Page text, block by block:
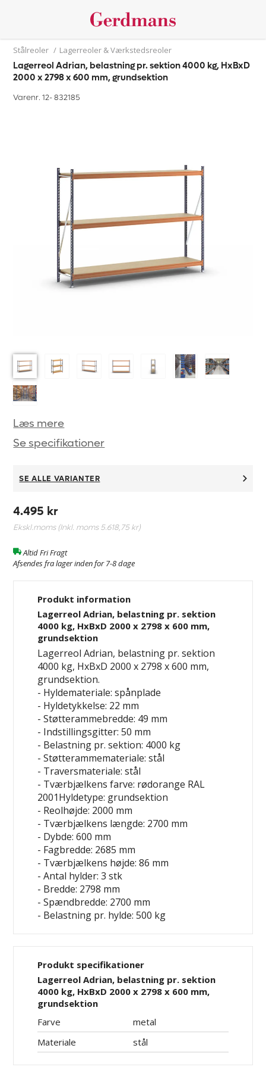
Stålreoler / Lagerreoler & Værkstedsreoler
Lagerreol Adrian, belastning pr. sektion 4000 kg, HxBxD
2000 x 2798 x 600 mm, grundsektion
Varenr. 12-832185
Læs mere
Se specifikationer
SE ALLE VARIANTER
4.495 kr
Ekskl.moms (Inkl. moms5.618,75 kr)
Altid Fri Fragt
Afsendes fra lager inden for 7-8 dage
Produkt information
Lagerreol Adrian, belastning pr. sektion
4000 kg, HxBxD 2000 x 2798 x 600 mm,
grundsektion
Lagerreol Adrian, belastning pr. sektion
4000 kg, HxBxD 2000 x 2798 x 600 mm,
grundsektion.
- Hyldemateriale: spånplade
- Hyldetykkelse: 22 mm
- Støtterammebredde: 49 mm
- Indstillingsgitter: 50 mm
- Belastning pr. sektion: 4000 kg
- Støtterammemateriale: stål
- Traversmateriale: stål
- Tværbjælkens farve: rødorange RAL
2001Hyldetype: grundsektion
- Reolhøjde: 2000 mm
- Tværbjælkens længde: 2700 mm
- Dybde: 600 mm
- Fagbredde: 2685 mm
- Tværbjælkens højde: 86 mm
- Antal hylder: 3 stk
- Bredde: 2798 mm
- Spændbredde: 2700 mm
- Belastning pr. hylde: 500 kg
Produkt specifikationer
Lagerreol Adrian, belastning pr. sektion
4000 kg, HxBxD 2000 x 2798 x 600 mm,
grundsektion
Farve
metal
Materiale
stål